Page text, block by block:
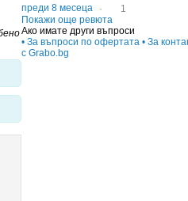
преди 8 месеца
·
1
Покажи още ревюта
Ако имате други въпроси
• За въпроси по офертата • За
с Grabo.bg